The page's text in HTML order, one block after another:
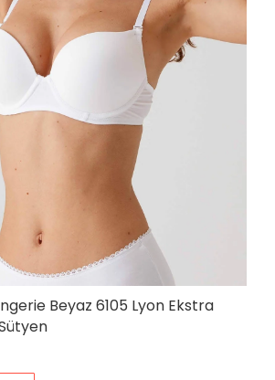
Beyaz 6105 Lyon Ekstra